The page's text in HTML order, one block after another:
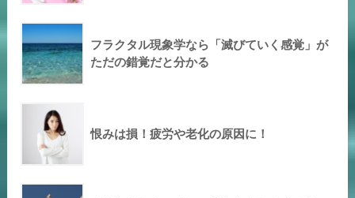
フラクタル現象学なら「滅びていく感覚」が
ただの錯覚だと分かる
恨みは損！疲労や老化の原因に！